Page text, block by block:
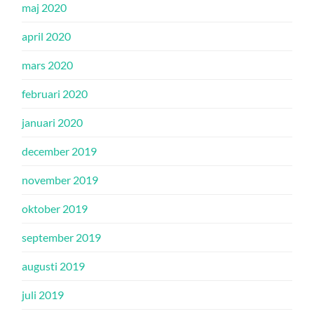
maj 2020
april 2020
mars 2020
februari 2020
januari 2020
december 2019
november 2019
oktober 2019
september 2019
augusti 2019
juli 2019